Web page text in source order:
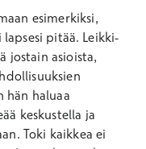
esimerkiksi,
pitää. Leikki-
jostain asioista,
hän haluaa
keskustella ja
Toki kaikkea ei